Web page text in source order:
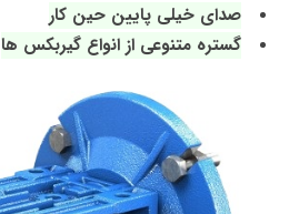
صدای خیلی پایین حین کار
گستره متنوعی از انواع گیربکس‌ ها